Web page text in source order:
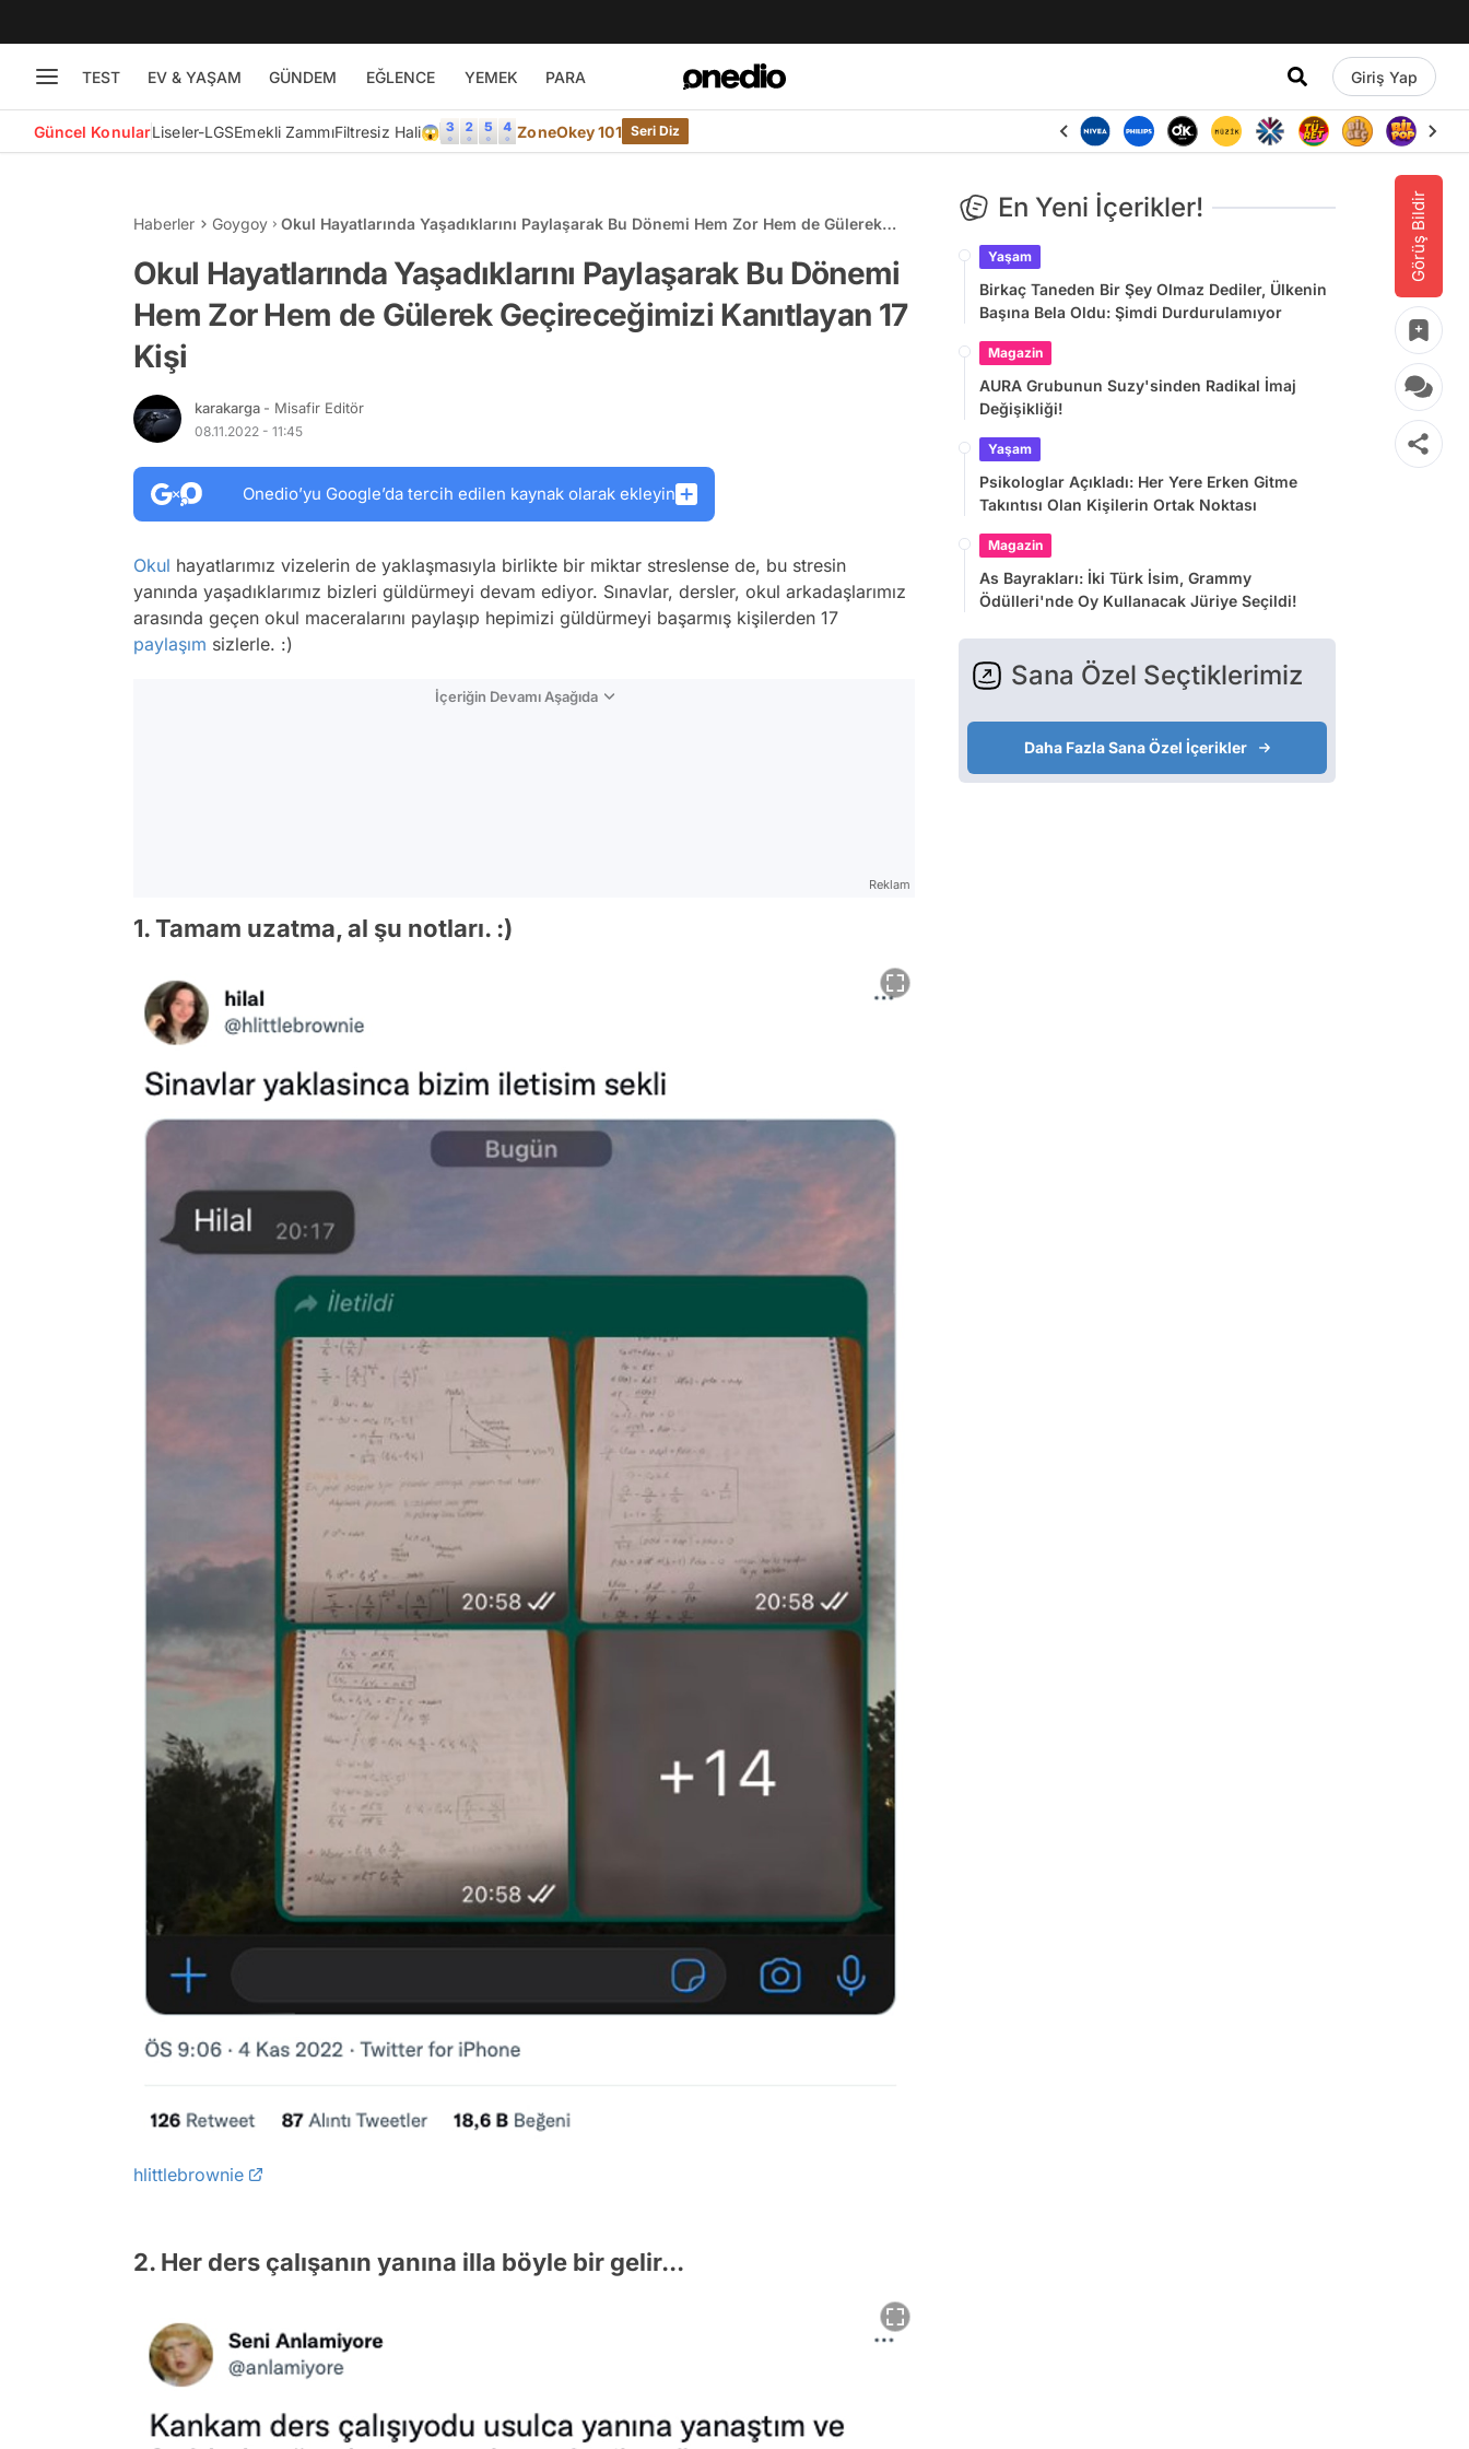
TEST EV & YAŞAM GÜNDEM EĞLENCE YEMEK PARA Giriş Yap
Güncel KonularLiseler-LGSEmekli ZammıFiltresiz Hali😱 ZoneOkey 101 Seri Diz
Görüş Bildir
Haberler Goygoy
Okul Hayatlarında Yaşadıklarını Paylaşarak Bu Dönemi Hem Zor Hem de Gülerek
Okul Hayatlarında Yaşadıklarını Paylaşarak Bu Dönemi
Hem Zor Hem de Gülerek Geçireceğimizi Kanıtlayan 17
Kişi
karakarga - Misafir Editör
08.11.2022 - 11:45
Onedio’yu Google’da tercih edilen kaynak olarak ekleyin
Okul hayatlarımız vizelerin de yaklaşmasıyla birlikte bir miktar streslense de, bu stresin
yanında yaşadıklarımız bizleri güldürmeyi devam ediyor. Sınavlar, dersler, okul arkadaşlarımız
arasında geçen okul maceralarını paylaşıp hepimizi güldürmeyi başarmış kişilerden 17
paylaşım sizlerle. :)
İçeriğin Devamı Aşağıda
Reklam
1. Tamam uzatma, al şu notları. :)
hlittlebrownie
2. Her ders çalışanın yanına illa böyle bir gelir...
En Yeni İçerikler!
Yaşam
Birkaç Taneden Bir Şey Olmaz Dediler, Ülkenin
Başına Bela Oldu: Şimdi Durdurulamıyor
Magazin
AURA Grubunun Suzy'sinden Radikal İmaj
Değişikliği!
Yaşam
Psikologlar Açıkladı: Her Yere Erken Gitme
Takıntısı Olan Kişilerin Ortak Noktası
Magazin
As Bayrakları: İki Türk İsim, Grammy
Ödülleri'nde Oy Kullanacak Jüriye Seçildi!
Sana Özel Seçtiklerimiz
Daha Fazla Sana Özel İçerikler